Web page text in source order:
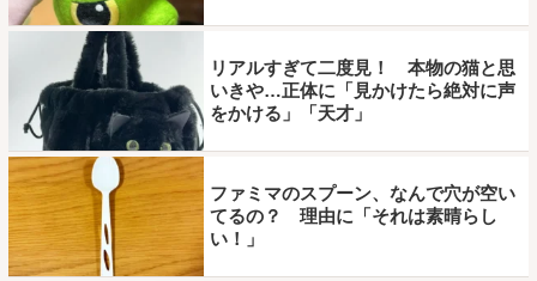
リアルすぎて二度見！ 本物の猫と思
いきや…正体に「見かけたら絶対に声
をかける」「天才」
ファミマのスプーン、なんで穴が空い
てるの？ 理由に「それは素晴らし
い！」